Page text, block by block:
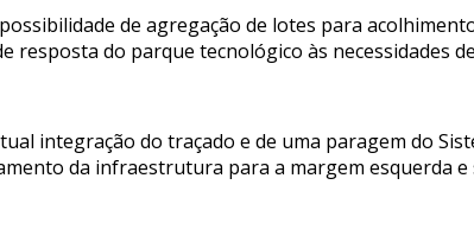
de agregação de lotes para
resposta do parque tecnológico às necessidades
integração do traçado e de uma paragem do
da infraestrutura para a margem esquerda e